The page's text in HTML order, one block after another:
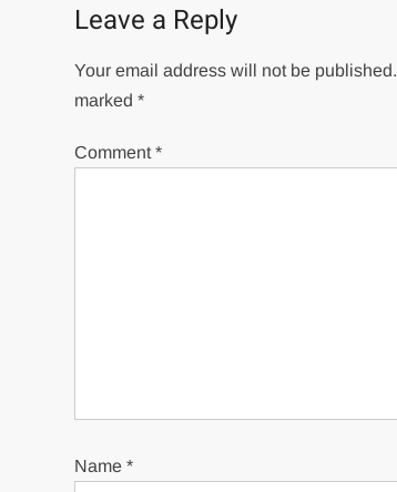
Leave a Reply
Your email address will not be published.
marked*
Comment*
Name*